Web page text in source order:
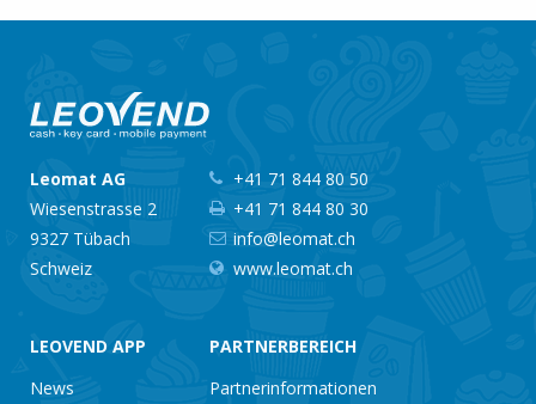
Leomat AG
Wiesenstrasse 2
9327 Tübach
Schweiz
+41 71 844 80 50
+41 71 844 80 30
info@leomat.ch
www.leomat.ch
LEOVEND APP
News
PARTNERBEREICH
Partnerinformationen